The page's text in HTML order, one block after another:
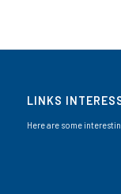
LINKS
Here are some